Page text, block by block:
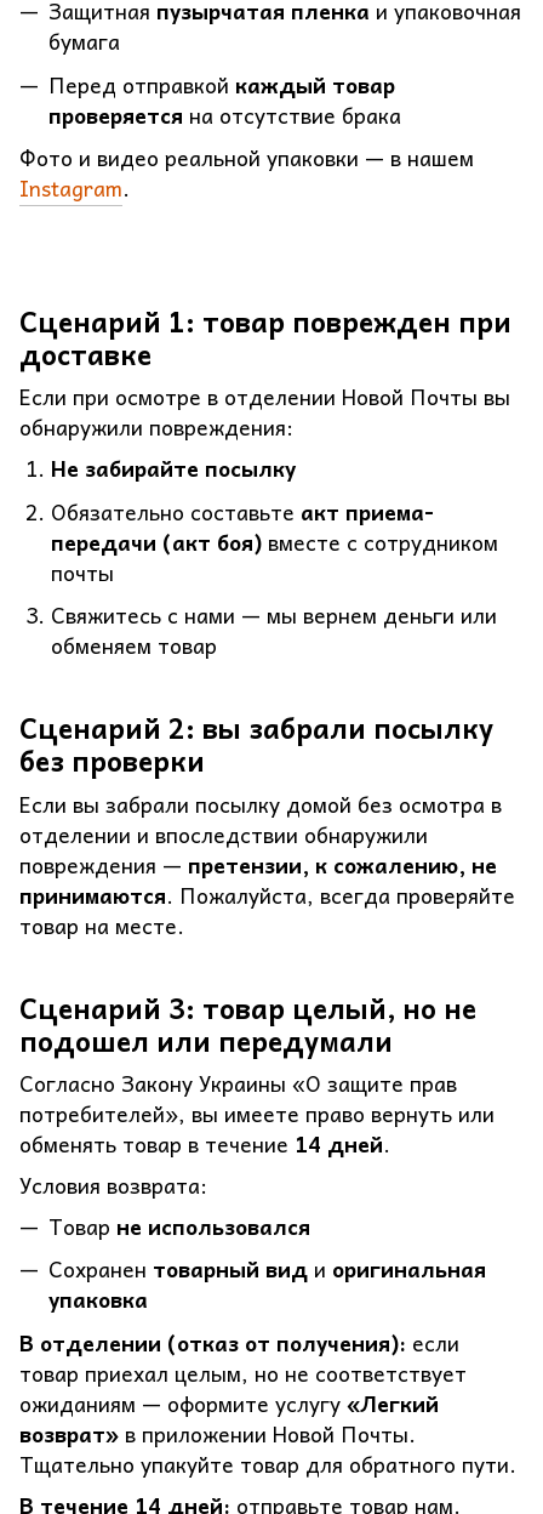
Защитная пузырчатая пленка и упаковочная
бумага
Перед отправкой каждый товар
проверяется на отсутствие брака
Фото и видео реальной упаковки — в нашем
Instagram.
Сценарий 1: товар поврежден при
доставке
Если при осмотре в отделении Новой Почты вы
обнаружили повреждения:
Не забирайте посылку
Обязательно составьте акт приема-
передачи (акт боя) вместе с сотрудником
почты
Свяжитесь с нами — мы вернем деньги или
обменяем товар
Сценарий 2: вы забрали посылку
без проверки
Если вы забрали посылку домой без осмотра в
отделении и впоследствии обнаружили
повреждения — претензии, к сожалению, не
принимаются. Пожалуйста, всегда проверяйте
товар на месте.
Сценарий 3: товар целый, но не
подошел или передумали
Согласно Закону Украины «О защите прав
потребителей», вы имеете право вернуть или
обменять товар в течение 14 дней.
Условия возврата:
Товар не использовался
Сохранен товарный вид и оригинальная
упаковка
В отделении (отказ от получения): если
товар приехал целым, но не соответствует
ожиданиям — оформите услугу«Легкий
возврат» в приложении Новой Почты.
Тщательно упакуйте товар для обратного пути.
В течение 14 дней: отправьте товар нам.